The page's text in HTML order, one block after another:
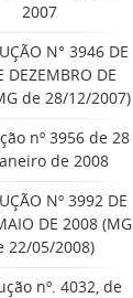
2007
N° 3946 DE
DEZEMBRO DE
de 28/12/2007)
nº 3956 de 28
de 2008
Nº 3992 DE
DE 2008 (MG
22/05/2008)
nº. 4032, de